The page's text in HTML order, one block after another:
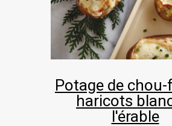
Potage de
haricots
l'érable